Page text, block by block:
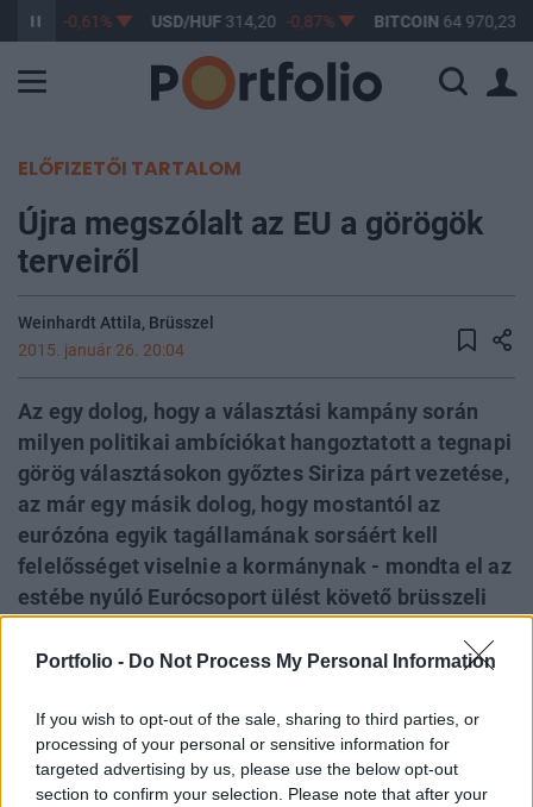
Portfolio - Do Not Process My Personal Information
If you wish to opt-out of the sale, sharing to third parties, or
processing of your personal or sensitive information for
targeted advertising by us, please use the below opt-out
section to confirm your selection. Please note that after your
-0,61% USD/HUF314,20 -0,87% BITCOIN 64 970,23
ELŐFIZETŐI TARTALOM
Újra megszólalt az EU a görögök
terveiről
Weinhardt Attila, Brüsszel
2015. január 26. 20:04
Az egy dolog, hogy a választási kampány során
milyen politikai ambíciókat hangoztatott a tegnapi
görög választásokon győztes Siriza párt vezetése,
az már egy másik dolog, hogy mostantól az
eurózóna egyik tagállamának sorsáért kell
felelősséget viselnie a kormánynak - mondta el az
estébe nyúló Eurócsoport ülést követő brüsszeli
Eurócsoport elnöke egyúttal örömét fejezte ki
eurózónán belül képzelik el a jövőjüket és részben
ennek tulajdonította, hogy "nagyon mérsékelten
reagált a piac" a tegnapi választási eredményekre.